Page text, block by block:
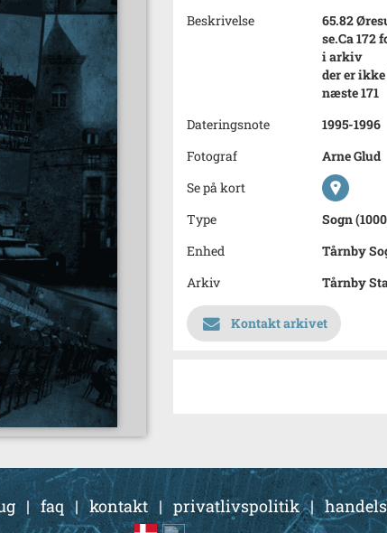
Beskrivelse
65.82
se.Ca 172
i arkiv
der er
næste 171
Dateringsnote
1995-1996
Fotograf
Arne Glud
Se på kort
Type
Sogn
Enhed
Tårnby
Arkiv
Tårnby
Kontakt arkivet
|faq |kontakt| privatlivspolitik|